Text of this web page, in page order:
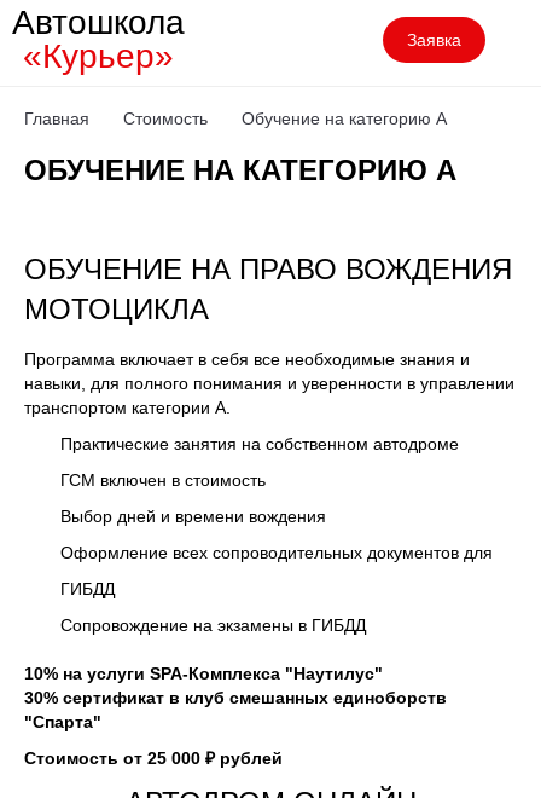
Автошкола
«Курьер»
Заявка
Главная Стоимость Обучение на категорию A
ОБУЧЕНИЕ НА КАТЕГОРИЮ A
ОБУЧЕНИЕ НА ПРАВО ВОЖДЕНИЯ
МОТОЦИКЛА
Программа включает в себя все необходимые знания и
навыки, для полного понимания и уверенности в управлении
транспортом категории А.
Практические занятия на собственном автодроме
ГСМ включен в стоимость
Выбор дней и времени вождения
Оформление всех сопроводительных документов для
ГИБДД
Сопровождение на экзамены в ГИБДД
10% на услуги SPA-Комплекса "Наутилус"
30% сертификат в клуб смешанных единоборств
"Спарта"
Стоимость от 25 000 ₽рублей